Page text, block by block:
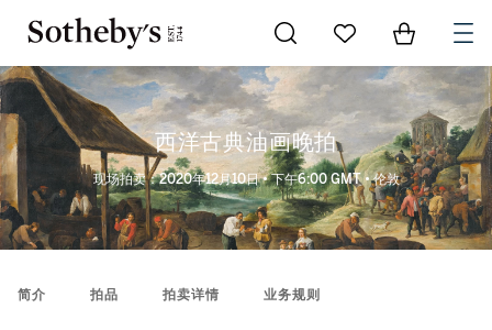
Go to My Favorites
Items in
西洋古典油画晚拍
现场拍卖：2020年12月10日 • 下午6:00 GMT • 伦敦
简介 拍品 拍卖详情 业务规则